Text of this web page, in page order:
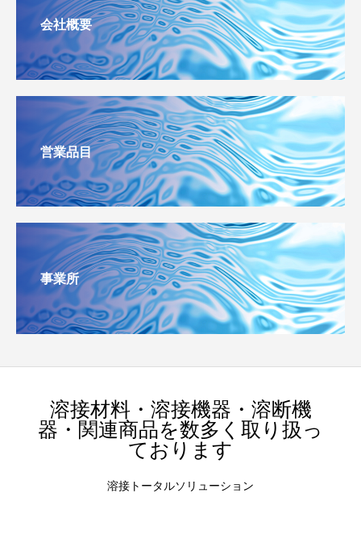
会社概要
営業品目
事業所
溶接材料・溶接機器・溶断機
器・関連商品を数多く取り扱っ
ております
溶接トータルソリューション